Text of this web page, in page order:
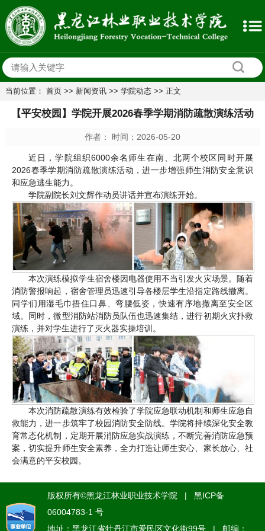
当前位置： 首页>> 新闻资讯>> 学院动态>> 正文
【平安校园】学院开展2026春季学期消防疏散演练活动
作者： 时间：2026-05-20
近日，学院组织6000余名师生在南、北两个校区同时开展
2026春季学期消防疏散演练活动，进一步增强师生消防安全意识
和应急逃生能力。
学院副院长刘文辉作动员讲话并宣布演练开始。
本次演练模拟学生宿舍楼因电器使用不当引发火灾场景。随着
消防警报响起，宿舍管理员迅速引导各楼层学生沿指定路线撤离。
同学们用湿毛巾捂住口鼻、弯腰低姿，快速有序地撤离至安全区
域。同时，微型消防站消防员队伍也迅速集结，进行初期火灾扑救
演练，并对学生进行了灭火器实操培训。
本次消防疏散演练有效检验了学院应急联动机制和师生应急自
救能力，进一步筑牢了校园消防安全防线。学院将持续深化安全教
育常态化机制，定期开展消防应急实战演练，不断完善消防应急预
案，切实提升师生安全素养，全力打造让师生安心、家长放心、社
会满意的平安校园。
版权所有©黑龙江林业职业技术学院 | 黑ICP备
06004783-1 号
地址：黑龙江省牡丹江市爱民区文化街99号 | 邮编：